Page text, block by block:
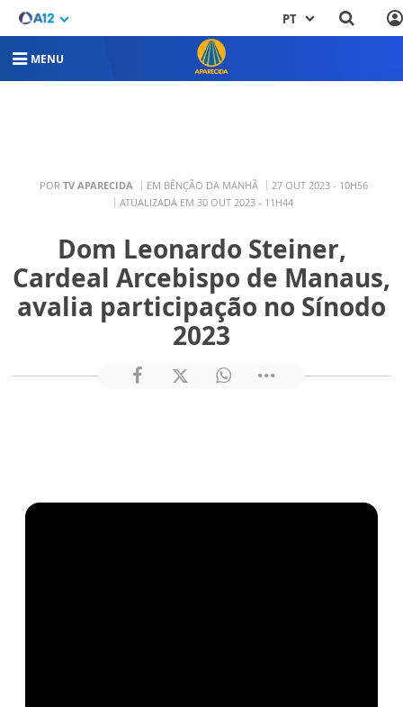
PT
MENU
POR TV APARECIDA EM BÊNÇÃO DA MANHÃ
27 OUT 2023 - 10H56
ATUALIZADA EM 30 OUT 2023 - 11H44
Dom Leonardo Steiner,
Cardeal Arcebispo de Manaus,
avalia participação no Sínodo
2023